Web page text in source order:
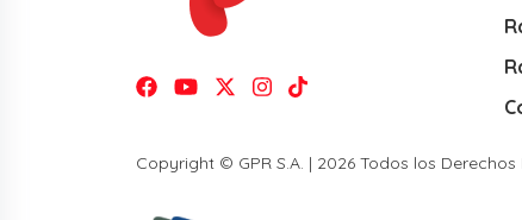
Copyright © GPR S.A. | 2026 Todos los Derechos